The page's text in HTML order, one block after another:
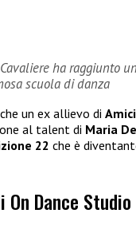
ha raggiunto
scuola di danza
un ex allievo di Amici
al talent di Maria
22 che è
Dance